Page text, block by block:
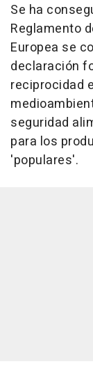
Se ha
Reglamento
Europea se
declaración
reciprocidad
seguridad
para los
'populares'.